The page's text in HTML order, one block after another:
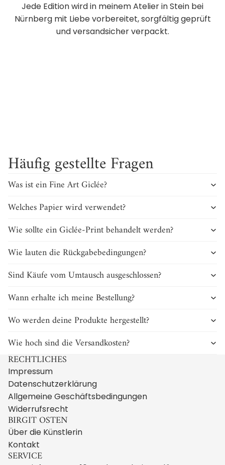
Jede Edition wird in meinem Atelier in Stein bei
Nürnberg mit Liebe vorbereitet, sorgfältig geprüft
und versandsicher verpackt.
Häufig gestellte Fragen
Was ist ein Fine Art Giclée?
Welches Papier wird verwendet?
Wie sollte ein Giclée-Print behandelt werden?
Wie lauten die Rückgabebedingungen?
Sind Käufe vom Umtausch ausgeschlossen?
Wann erhalte ich meine Bestellung?
Wo werden deine Produkte hergestellt?
Wie hoch sind die Versandkosten?
RECHTLICHES
Impressum
Datenschutzerklärung
Allgemeine Geschäftsbedingungen
Widerrufsrecht
BIRGIT OSTEN
Über die Künstlerin
Kontakt
SERVICE